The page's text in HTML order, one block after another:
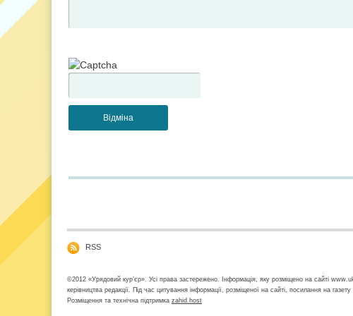
RSS
©2012 «Урядовий кур’єр». Усі права застережено. Інформація, яку розміщено на сайті
керівництва редакції. Під час цитування інформації, розміщеної на сайті, посилання на
Розміщення та технічна підтримка zahid.host